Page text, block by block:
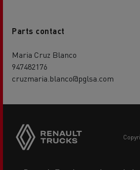
Parts contact
Maria Cruz Blanco
947482176
cruzmaria.blanco@pglsa.com